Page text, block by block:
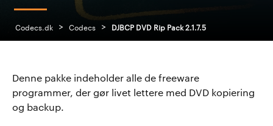
Codecs.dk > Codecs > DJBCP DVD Rip Pack 2.1.7.5
Denne pakke indeholder alle de freeware
programmer, der gør livet lettere med DVD kopiering
og backup.